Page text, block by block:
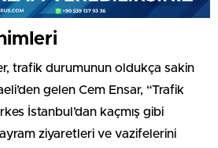
trafik durumunun oldukça sakin
gelen Cem Ensar, “Trafik
İstanbul’dan kaçmış gibi
ziyaretleri ve vazifelerini